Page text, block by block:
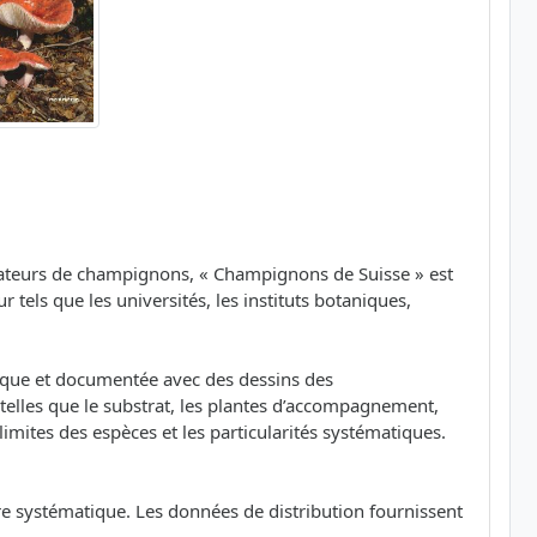
de champignons, « Champignons de Suisse » est
tels que les universités, les instituts botaniques,
et documentée avec des dessins des
que le substrat, les plantes d’accompagnement,
des espèces et les particularités systématiques.
systématique. Les données de distribution fournissent